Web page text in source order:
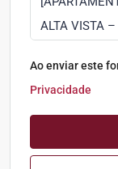
Ao enviar este
Privacidade